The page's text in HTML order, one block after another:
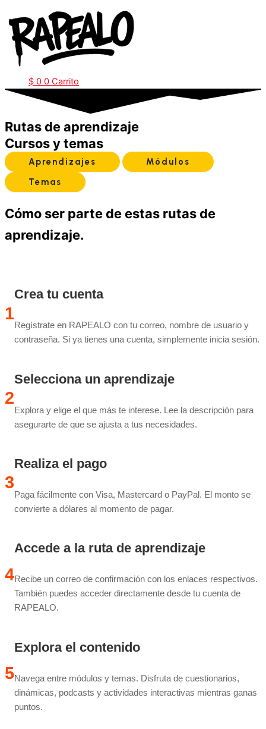
al
contenido
$ 0 0 Carrito
Rutas de aprendizaje
Cursos y temas
Aprendizajes
Módulos
Temas
Cómo ser parte de estas rutas de
aprendizaje.
1
Crea tu cuenta
Regístrate en RAPEALO con tu correo, nombre de usuario y
contraseña. Si ya tienes una cuenta, simplemente inicia sesión.
2
Selecciona un aprendizaje
Explora y elige el que más te interese. Lee la descripción para
asegurarte de que se ajusta a tus necesidades.
3
Realiza el pago
Paga fácilmente con Visa, Mastercard o PayPal. El monto se
convierte a dólares al momento de pagar.
4
Accede a la ruta de aprendizaje
Recibe un correo de confirmación con los enlaces respectivos.
También puedes acceder directamente desde tu cuenta de
RAPEALO.
5
Explora el contenido
Navega entre módulos y temas. Disfruta de cuestionarios,
dinámicas, podcasts y actividades interactivas mientras ganas
puntos.